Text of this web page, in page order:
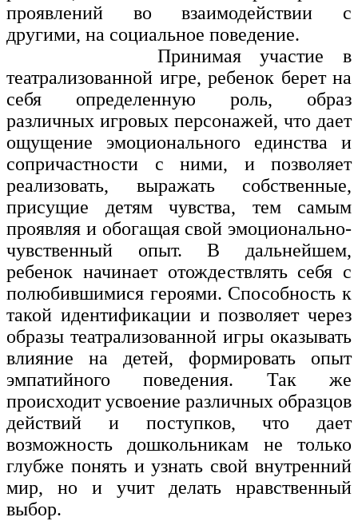
проявлений во взаимодействии с
другими, на социальное поведение.
Принимая участие в
театрализованной игре, ребенок берет на
себя определенную роль, образ
различных игровых персонажей, что дает
ощущение эмоционального единства и
сопричастности с ними, и позволяет
реализовать, выражать собственные,
присущие детям чувства, тем самым
проявляя и обогащая свой эмоционально-
чувственный опыт. В дальнейшем,
ребенок начинает отождествлять себя с
полюбившимися героями. Способность к
такой идентификации и позволяет через
образы театрализованной игры оказывать
влияние на детей, формировать опыт
эмпатийного поведения. Так же
происходит усвоение различных образцов
действий и поступков, что дает
возможность дошкольникам не только
глубже понять и узнать свой внутренний
мир, но и учит делать нравственный
выбор.